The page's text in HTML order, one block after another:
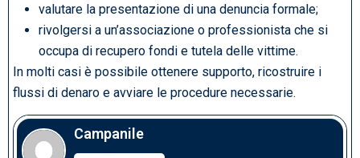
valutare la presentazione di una denuncia formale;
rivolgersi a un’associazione o professionista che si
occupa di recupero fondi e tutela delle vittime.
In molti casi è possibile ottenere supporto, ricostruire i
flussi di denaro e avviare le procedure necessarie.
Campanile